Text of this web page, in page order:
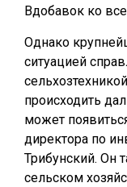
Вдобавок ко
Однако
ситуацией
происходить
может
директора по
Трибунский. Он
сельском